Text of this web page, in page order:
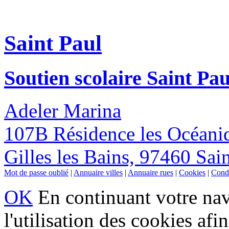
Saint Paul
Soutien scolaire Saint
Adeler Marina
107B Résidence les
Gilles les Bains, 97460
Mot de passe oublié | Annuaire villes | Annuaire rues | Cookies |
OK En continuant votre
l'utilisation des cookies